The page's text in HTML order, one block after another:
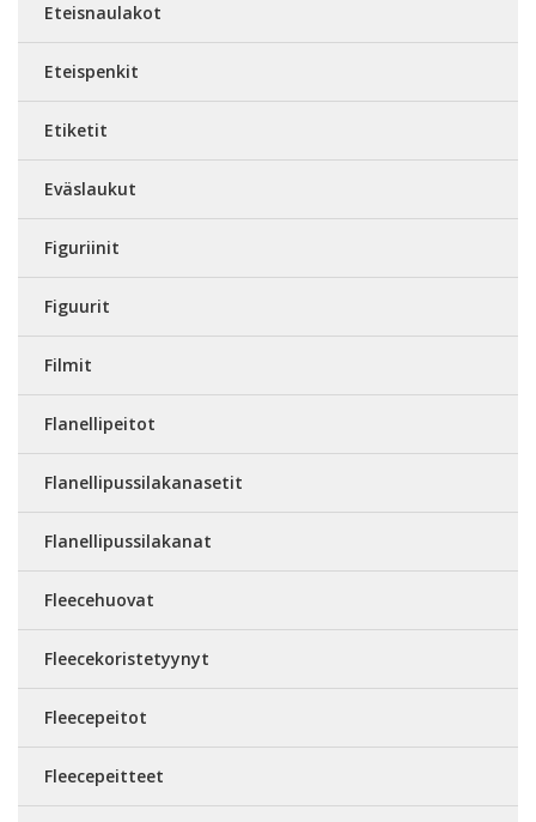
Eteisnaulakot
Eteispenkit
Etiketit
Eväslaukut
Figuriinit
Figuurit
Filmit
Flanellipeitot
Flanellipussilakanasetit
Flanellipussilakanat
Fleecehuovat
Fleecekoristetyynyt
Fleecepeitot
Fleecepeitteet